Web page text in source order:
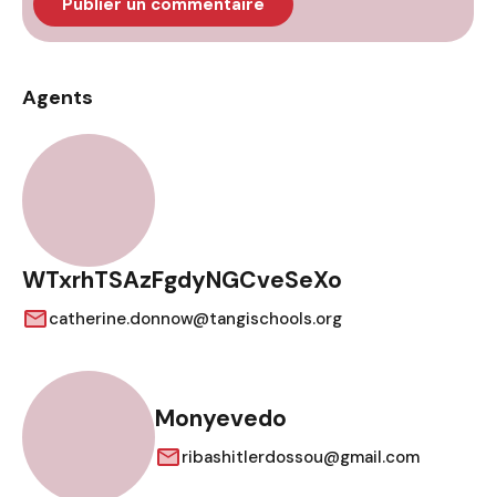
Agents
WTxrhTSAzFgdyNGCveSeXo
catherine.donnow@tangischools.org
Monyevedo
ribashitlerdossou@gmail.com